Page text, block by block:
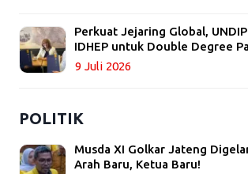
Perkuat Jejaring Global,
IDHEP untuk Double Degree
9 Juli 2026
POLITIK
Musda XI Golkar Jateng
Arah Baru, Ketua Baru!